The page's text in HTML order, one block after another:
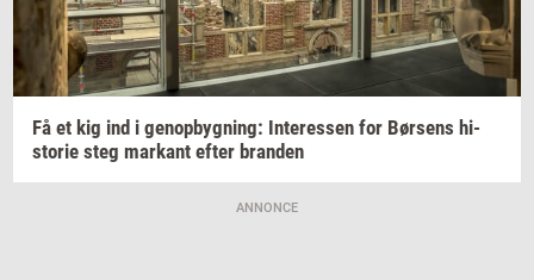
Få et kig ind i genop­byg­ning: In­ter­es­sen for Bør­sens hi­
sto­rie steg mar­kant efter bran­den
ANNONCE